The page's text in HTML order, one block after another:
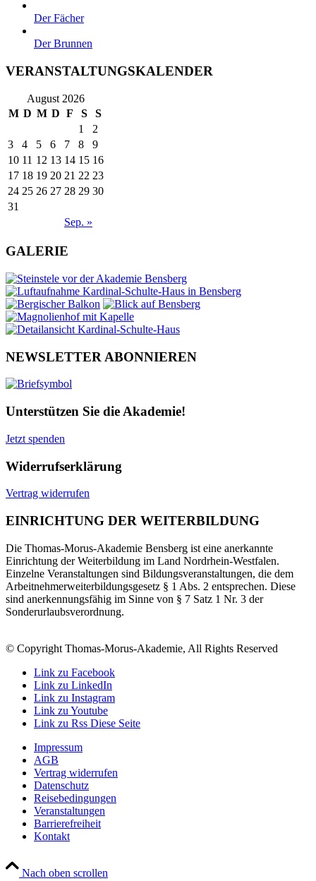
Der Fächer
Der Brunnen
VERANSTALTUNGSKALENDER
August 2026
M D M D F S S
Sep. »
1
2
3
4 5 6 7 8
9
10 11 12 13 14 15 16
17 18 19 20 21 22 23
24 25 26 27 28 29 30
31
GALERIE
NEWSLETTER ABONNIEREN
Unterstützen Sie die Akademie!
Jetzt spenden
Widerrufserklärung
Vertrag widerrufen
EINRICHTUNG DER WEITERBILDUNG
Die Thomas-Morus-Akademie Bensberg ist eine anerkannte
Einrichtung der Weiterbildung im Land Nordrhein-Westfalen.
Einzelne Veranstaltungen sind Bildungsveranstaltungen, die dem
Arbeitnehmerweiterbildungsgesetz § 1 Abs. 2 entsprechen. Diese
sind anerkennungsfähig im Sinne von § 7 Satz 1 Nr. 3 der
Sonderurlaubsverordnung.
© Copyright Thomas-Morus-Akademie, All Rights Reserved
Link zu Facebook
Link zu LinkedIn
Link zu Instagram
Link zu Youtube
Link zu Rss Diese Seite
Impressum
AGB
Vertrag widerrufen
Datenschutz
Reisebedingungen
Veranstaltungen
Barrierefreiheit
Kontakt
Nach oben scrollen